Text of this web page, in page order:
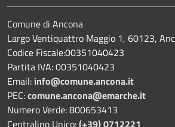
Comune di Ancona
Largo Ventiquattro Maggio 1, 60123,
Codice Fiscale:00351040423
Partita IVA: 00351040423
Email: info@comune.ancona.it
PEC:comune.ancona@emarche.it
Numero Verde: 800653413
Centralino Unico:(+39) 0712221